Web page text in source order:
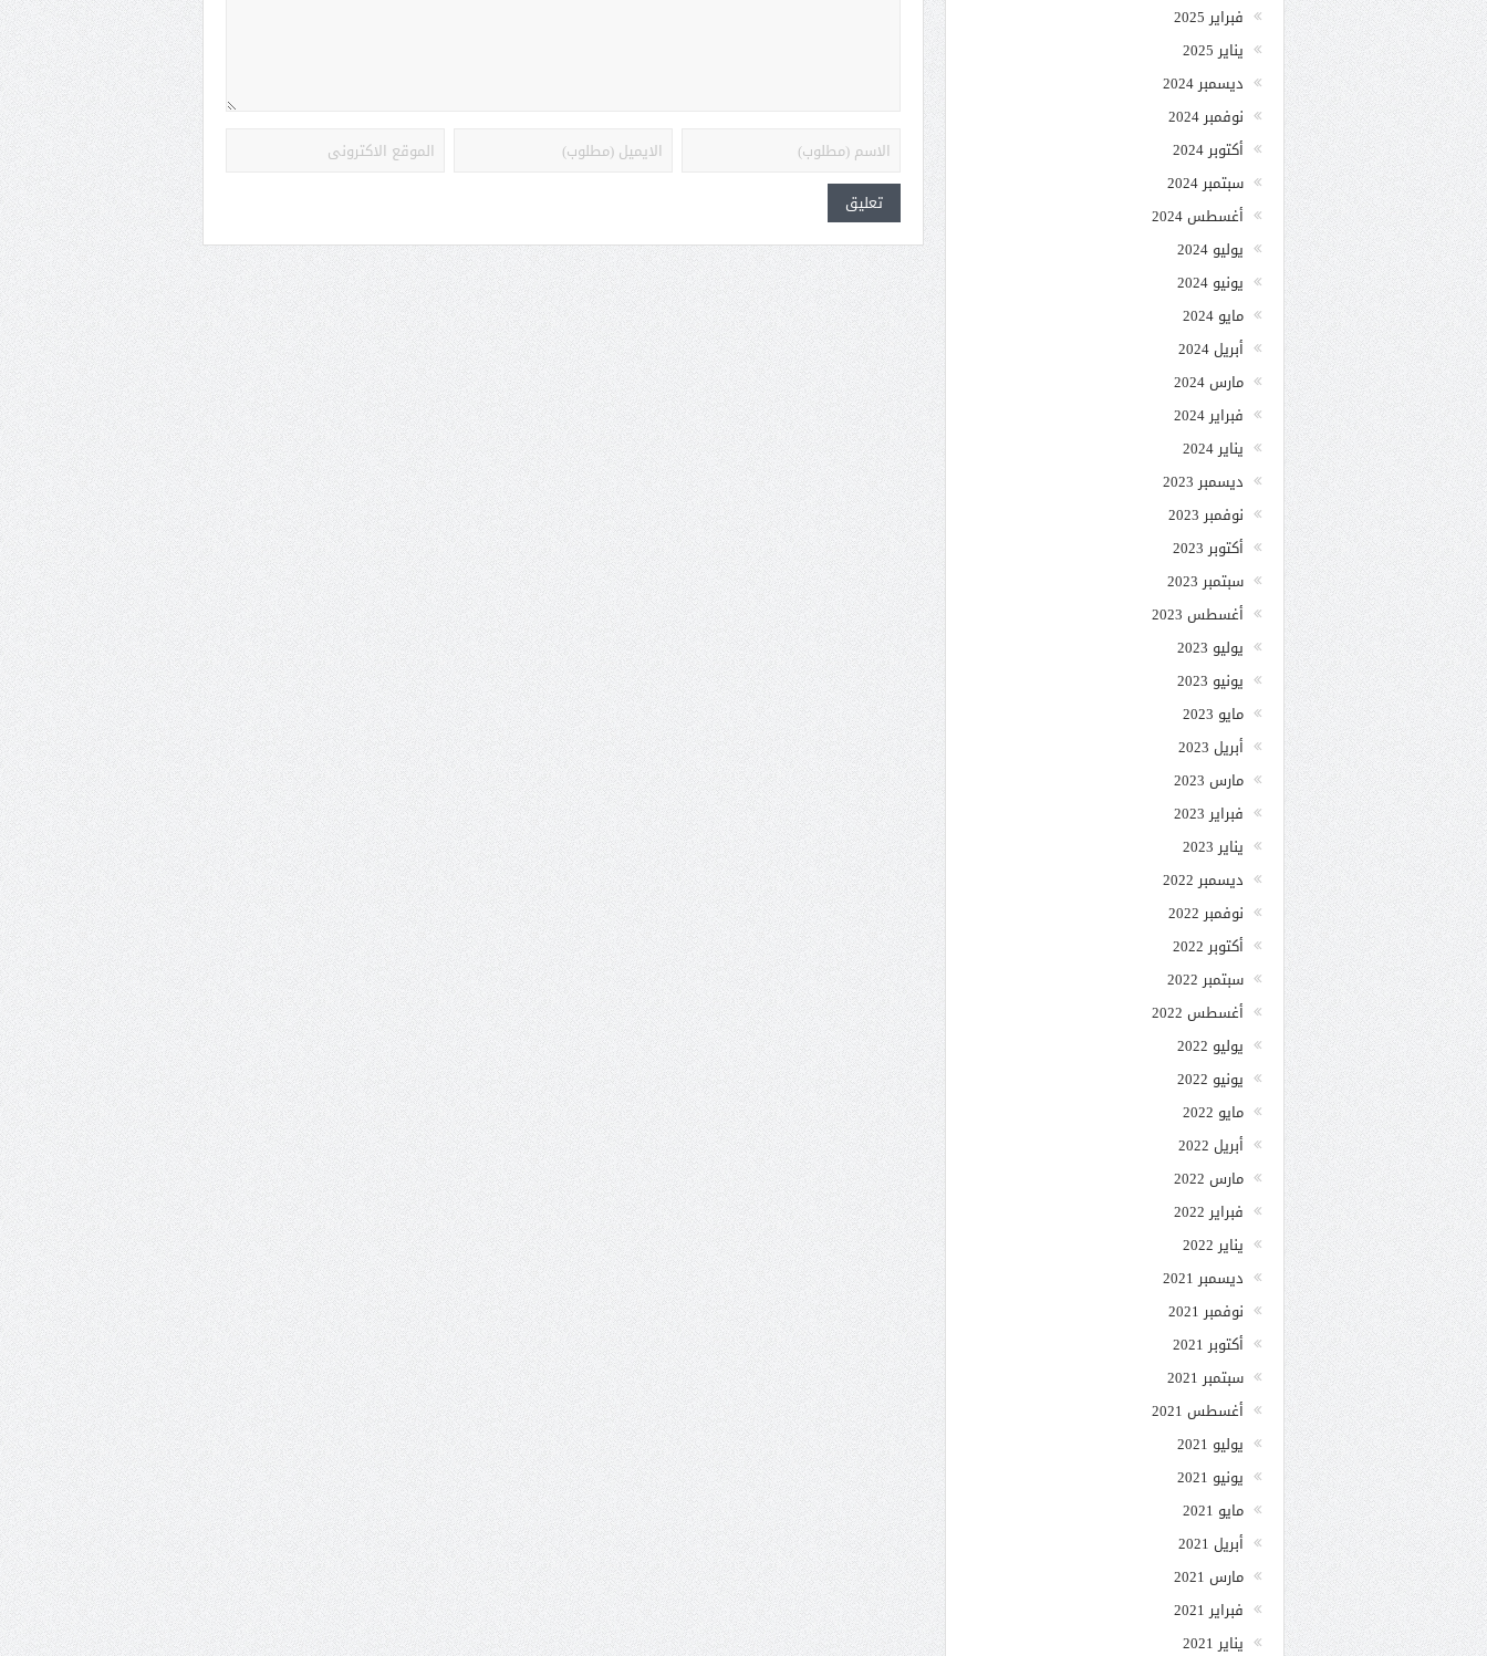
فبراير 2025
يناير 2025
ديسمبر 2024
نوفمبر 2024
أكتوبر 2024
سبتمبر 2024
أغسطس 2024
يوليو 2024
يونيو 2024
مايو 2024
أبريل 2024
مارس 2024
فبراير 2024
يناير 2024
ديسمبر 2023
نوفمبر 2023
أكتوبر 2023
سبتمبر 2023
أغسطس 2023
يوليو 2023
يونيو 2023
مايو 2023
أبريل 2023
مارس 2023
فبراير 2023
يناير 2023
ديسمبر 2022
نوفمبر 2022
أكتوبر 2022
سبتمبر 2022
أغسطس 2022
يوليو 2022
يونيو 2022
مايو 2022
أبريل 2022
مارس 2022
فبراير 2022
يناير 2022
ديسمبر 2021
نوفمبر 2021
أكتوبر 2021
سبتمبر 2021
أغسطس 2021
يوليو 2021
يونيو 2021
مايو 2021
أبريل 2021
مارس 2021
فبراير 2021
يناير 2021